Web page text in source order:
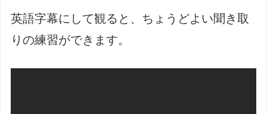
英語字幕にして観ると、ちょうどよい聞き取
りの練習ができます。